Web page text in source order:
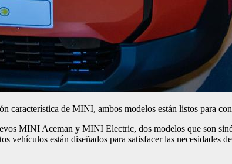
característica de MINI, ambos modelos están listos para
MINI Aceman y MINI Electric, dos modelos que son
vehículos están diseñados para satisfacer las